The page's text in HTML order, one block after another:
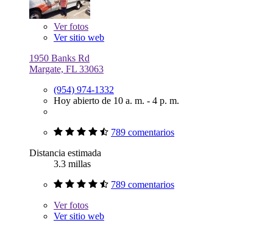
Verfotos
Ver sitio web
1950 Banks Rd
Margate, FL 33063
(954) 974-1332
Hoy abierto de 10 a. m. - 4 p. m.
789 comentarios
Distancia estimada
3.3 millas
789 comentarios
Verfotos
Ver sitio web